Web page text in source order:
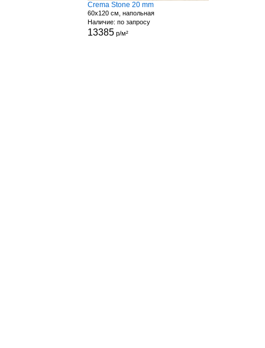
Crema Stone 20 mm
60x120 см, напольная
Наличие: по запросу
13385 р/м²